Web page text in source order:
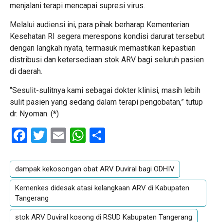
menjalani terapi mencapai supresi virus.
Melalui audiensi ini, para pihak berharap Kementerian
Kesehatan RI segera merespons kondisi darurat tersebut
dengan langkah nyata, termasuk memastikan kepastian
distribusi dan ketersediaan stok ARV bagi seluruh pasien
di daerah.
“Sesulit-sulitnya kami sebagai dokter klinisi, masih lebih
sulit pasien yang sedang dalam terapi pengobatan,” tutup
dr. Nyoman. (*)
Facebook
Twitter
EmailWhatsApp
dampak kekosongan obat ARV Duviral bagi ODHIV
Kemenkes didesak atasi kelangkaan ARV di Kabupaten
Tangerang
stok ARV Duviral kosong di RSUD Kabupaten Tangerang